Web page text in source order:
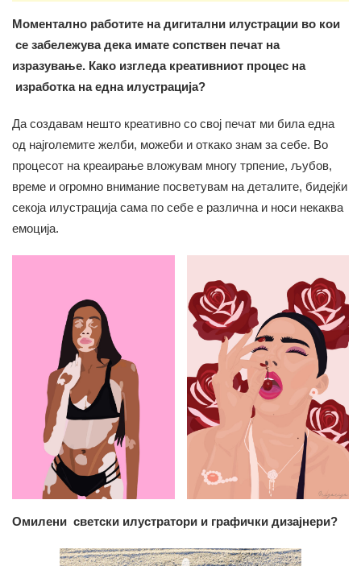
Моментално работите на дигитални илустрации во кои
се забележува дека имате сопствен печат на
изразување. Како изгледа креативниот процес на
изработка на една илустрација?
Да создавам нешто креативно со свој печат ми била една
од најголемите желби, можеби и откако знам за себе. Во
процесот на креаирање вложувам многу трпение, љубов,
време и огромно внимание посветувам на деталите, бидејќи
секоја илустрација сама по себе е различна и носи некаква
емоција.
Омилени светски илустратори и графички дизајнери?